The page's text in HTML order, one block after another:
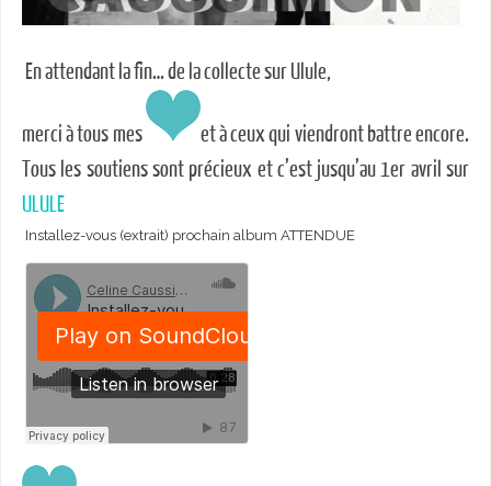
En attendant la fin… de la collecte sur Ulule,
merci à tous mes
et à ceux qui viendront battre encore.
Tous les soutiens sont précieux et c’est jusqu’au 1er avril sur
ULULE
Installez-vous (extrait) prochain album ATTENDUE